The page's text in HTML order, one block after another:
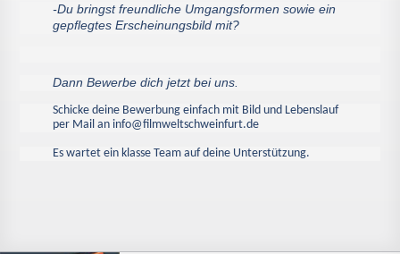
-Du bringst freundliche Umgangsformen sowie ein
gepflegtes Erscheinungsbild mit?
Dann Bewerbe dich jetzt bei uns.
Schicke deine Bewerbung einfach mit Bild und Lebenslauf
per Mail an info@filmweltschweinfurt.de
Es wartet ein klasse Team auf deine Unterstützung.